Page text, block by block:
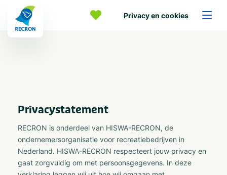
Privacy en cookies
Privacystatement
RECRON is onderdeel van HISWA-RECRON, de
ondernemersorganisatie voor recreatiebedrijven in
Nederland. HISWA-RECRON respecteert jouw privacy en
gaat zorgvuldig om met persoonsgegevens. In deze